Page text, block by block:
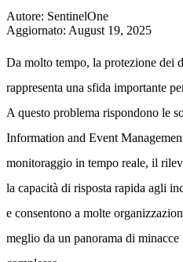
Autore: SentinelOne
Aggiornato: August 19, 2025
Da molto tempo, la protezione dei
rappresenta una sfida importante
A questo problema rispondono le
Information and Event
monitoraggio in tempo reale, il
la capacità di risposta rapida agli
e consentono a molte
meglio da un panorama di